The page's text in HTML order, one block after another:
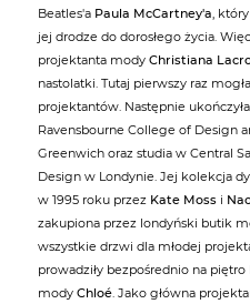
Beatles'a Paula McCartney'a,
jej drodze do dorosłego życia.
projektanta mody Christiana
nastolatki. Tutaj pierwszy raz
projektantów. Następnie
Ravensbourne College of Design
Greenwich oraz studia w Central
Design w Londynie. Jej kolekcja
w 1995 roku przez Kate Moss i
zakupiona przez londyński butik
wszystkie drzwi dla młodej
prowadziły bezpośrednio na
mody Chloé. Jako główna